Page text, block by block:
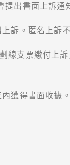
出書面上訴通
訴。匿名上訴
線支票繳付上
獲得書面收